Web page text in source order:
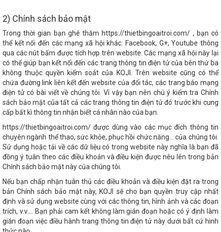
2) Chính sách bảo mật
Trong thời gian bạn ghé thăm https://thietbingoaitroi.com/ , bạn có
thể kết nối đến các mạng xã hội khác: Facebook, G+, Youtube thông
qua các nút bấm được tích hợp trên website. Các mạng xã hội này lại
có thể giúp bạn kết nối đến các trang thông tin điện tử của bên thứ ba
không thuộc quyền kiểm soát của KOJI. Trên website cũng có thể
chứa đường link liên kết đến website của đối tác, các trang báo mạng
điện tử có bài viết về chúng tôi. Vì vậy bạn nên chú ý kiểm tra Chính
sách bảo mật của tất cả các trang thông tin điện tử đó trước khi cung
cấp bất kì thông tin nhận biết cá nhân nào của bạn.
https://thietbingoaitroi.com/ được dùng vào các mục đích thông tin
chuyên ngành thể thao, sức khỏe, phục hồi chức năng… của chúng tôi.
Sử dụng hoặc tải về các dữ liệu có trong website này nghĩa là bạn đã
đồng ý tuân theo các điều khoản và điều kiện được nêu lên trong bản
Chính sách bảo mật này của chúng tôi.
Nếu bạn chấp nhận tuân thủ các điều khoản và điều kiện đặt ra trong
bản Chính sách bảo mật này, KOJI sẽ cho bạn quyền truy cập nhất
định và sử dụng website cùng với các thông tin, hình ảnh và các đoạn
trích, v.v.... Bạn phải cam kết không làm gián đoạn hoặc có ý định làm
gián đoạn việc điều hành trang thông tin điện tử này dưới bất cứ hình